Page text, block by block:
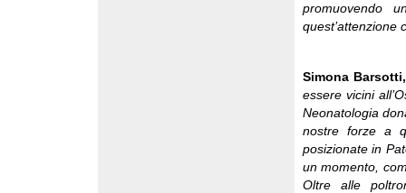
promuovendo
quest’attenzione
Simona
essere vicini
Neonatologia
nostre forze a
posizionate in
un momento,
Oltre alle